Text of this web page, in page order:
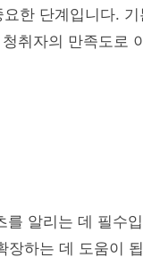
한 단계입니다.
취자의 만족도로
알리는 데 필수
장하는 데 도움이